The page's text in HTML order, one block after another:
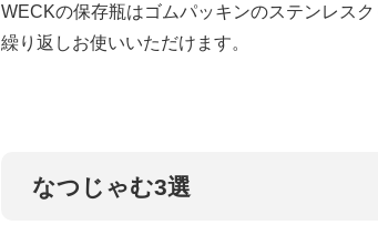
WECKの保存瓶はゴムパッキンのステンレス
繰り返しお使いいただけます。
なつじゃむ3選